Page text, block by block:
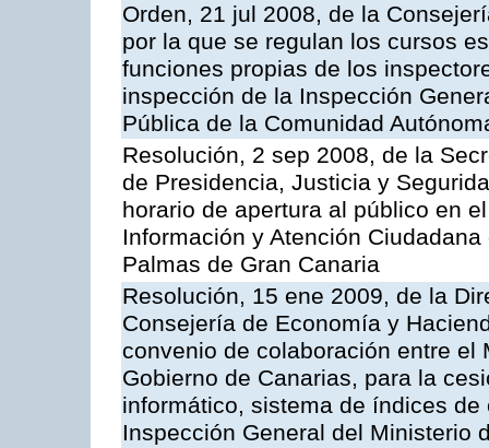
Orden, 21 jul 2008, de la
por la que se regulan los cursos
funciones propias de los
inspección de la Inspección
Pública de la Comunidad
Resolución, 2 sep 2008, de la
de Presidencia, Justicia y
horario de apertura al público en
Información y Atención
Palmas de Gran Canaria
Resolución, 15 ene 2009, de la
Consejería de Economía y
convenio de colaboración entre
Gobierno de Canarias, para la
informático, sistema de índices
Inspección General del Ministerio